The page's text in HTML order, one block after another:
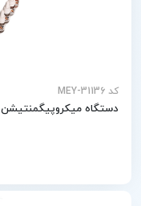
کد MEY-31136
دستگاه میکروپیگمنتیشن